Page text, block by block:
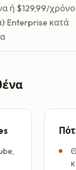
ή $129,99/χρόνο
Enterprise κατά